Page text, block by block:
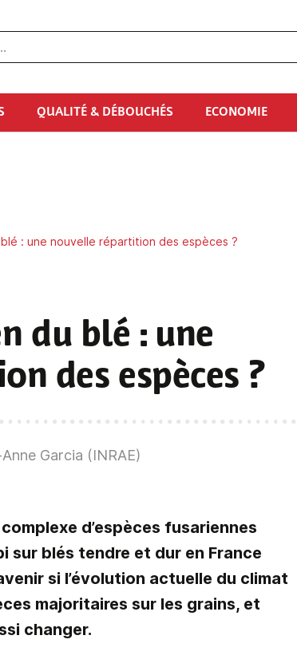
QUALITÉ & DÉBOUCHÉS ECONOMIE
: une nouvelle répartition des espèces ?
du blé : une
des espèces ?
Garcia (INRAE)
d’espèces fusariennes
sur blés tendre et dur en France
si l’évolution actuelle du climat
majoritaires sur les grains, et
changer.